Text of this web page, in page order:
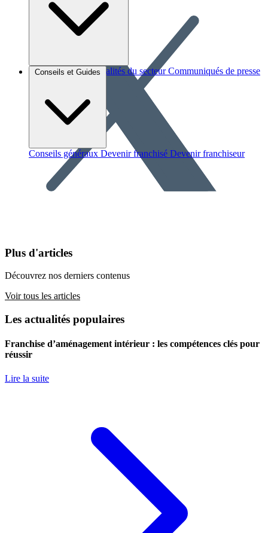
Brèves et actus Actualités du secteur Communiqués de presse
Conseils et Guides
Conseils généraux Devenir franchisé Devenir franchiseur
Plus d'articles
Découvrez nos derniers contenus
Voir tous les articles
Les actualités populaires
Franchise d’aménagement intérieur : les compétences clés pour
réussir
Lire la suite